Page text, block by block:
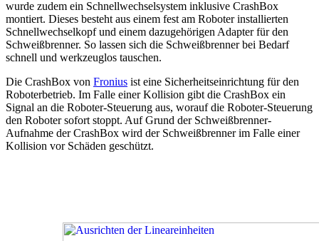
wurde zudem ein Schnellwechselsystem inklusive CrashBox
montiert. Dieses besteht aus einem fest am Roboter installierten
Schnellwechselkopf und einem dazugehörigen Adapter für den
Schweißbrenner. So lassen sich die Schweißbrenner bei Bedarf
schnell und werkzeuglos tauschen.
Die CrashBox von Fronius ist eine Sicherheitseinrichtung für den
Roboterbetrieb. Im Falle einer Kollision gibt die CrashBox ein
Signal an die Roboter-Steuerung aus, worauf die Roboter-Steuerung
den Roboter sofort stoppt. Auf Grund der Schweißbrenner-
Aufnahme der CrashBox wird der Schweißbrenner im Falle einer
Kollision vor Schäden geschützt.